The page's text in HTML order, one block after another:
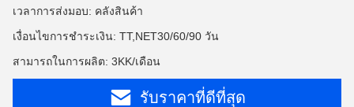
เวลาการส่งมอบ: คลังสินค้า
เงื่อนไขการชำระเงิน: TT,NET30/60/90 วัน
สามารถในการผลิต: 3KK/เดือน
รับราคาที่ดีที่สุด